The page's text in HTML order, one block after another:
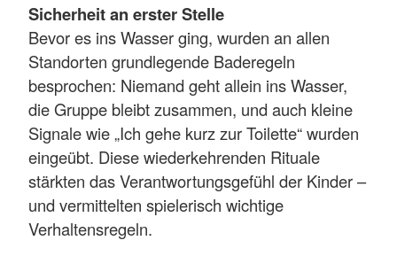
Sicherheit an erster Stelle
Bevor es ins Wasser ging, wurden an allen
Standorten grundlegende Baderegeln
besprochen: Niemand geht allein ins Wasser,
die Gruppe bleibt zusammen, und auch kleine
Signale wie „Ich gehe kurz zur Toilette“ wurden
eingeübt. Diese wiederkehrenden Rituale
stärkten das Verantwortungsgefühl der Kinder –
und vermittelten spielerisch wichtige
Verhaltensregeln.